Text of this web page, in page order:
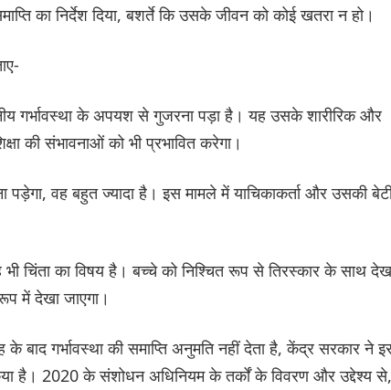
का निर्देश दिया, बशर्ते कि उसके जीवन को कोई खतरा न हो।
गर्भावस्था के अपयश से गुजरना पड़ा है। यह उसके शारीरिक और
की संभावनाओं को भी प्रभावित करेगा।
पड़ेगा, वह बहुत ज्यादा है। इस मामले में याचिकाकर्ता और उसकी
चिंता का विषय है। बच्चे को निश्चित रूप से तिरस्कार के साथ
में देखा जाएगा।
गर्भावस्था की समाप्ति अनुमति नहीं देता है, केंद्र सरकार ने
है। 2020 के संशोधन अधिनियम के तर्कों के विवरण और उद्देश्य से,